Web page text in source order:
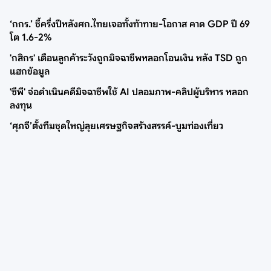
‘กกร.’ ชี้ครึ่งปีหลังศก.ไทยเจอทั้งท้าทาย-โอกาส คาด GDP ปี 69
โต 1.6-2%
'กสิกร' เตือนลูกค้าระวังถูกมิจฉาชีพหลอกโอนเงิน หลัง TSD ถูก
แฮกข้อมูล
'ซีพี' จ่อดำเนินคดีมิจฉาชีพใช้ AI ปลอมภาพ-คลิปผู้บริหาร หลอก
ลงทุน
‘ศุภจี’ตั้งทีมชุดใหญ่ลุยเศรษฐกิจสร้างสรรค์-บูมท่องเที่ยว